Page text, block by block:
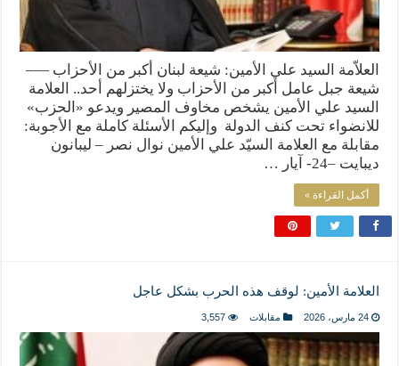
العلاّمة السيد علي الأمين: شيعة لبنان أكبر من الأحزاب —–
شيعة جبل عامل أكبر من الأحزاب ولا يختزلهم أحد.. العلامة
السيد علي الأمين يشخص مخاوف المصير ويدعو «الحزب»
للانضواء تحت كنف الدولة وإليكم الأسئلة كاملة مع الأجوبة:
مقابلة مع العلامة السيّد علي الأمين نوال نصر – ليبانون
ديبايت –24- آيار …
أكمل القراءة »
العلامة الأمين: لوقف هذه الحرب بشكل عاجل
24 مارس، 2026 مقابلات 3,557